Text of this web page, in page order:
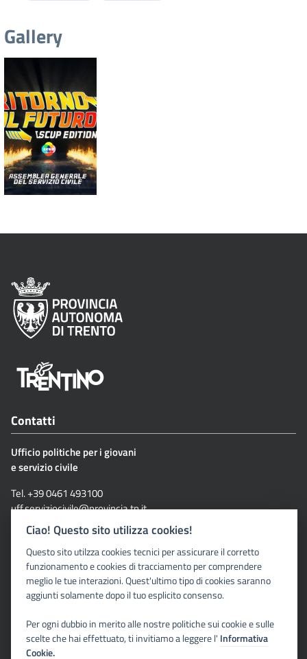
Gallery
Contatti
Ufficio politiche per i giovani
e servizio civile
Tel. +39 0461 493100
uff.serviziocivile@provincia.tn.it
serviziocivile@pec.provincia.tn.it
Via G. Grazioli, 1- 38122 Trento
Richieste specifiche
Qui i nostri contatti diretti
Ciao! Questo sito utilizza cookies!
Questo sito utilzza cookies tecnici per assicurare il corretto
funzionamento e cookies di tracciamento per comprendere
meglio le tue interazioni. Quest'ultimo tipo di cookies saranno
aggiunti solamente dopo il tuo esplicito consenso.
Per ogni dubbio in merito alle nostre politiche sui cookie e sulle
scelte che hai effettuato, ti invitiamo a leggere l' Informativa
Cookie.